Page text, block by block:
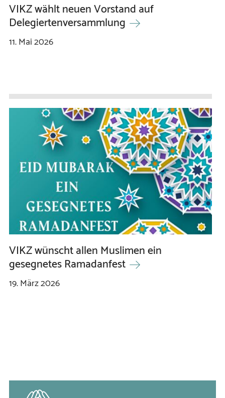
VIKZ wählt neuen Vorstand auf
Delegiertenversammlung
11.Mai2026
VIKZ wünscht allen Muslimen ein
gesegnetes Ramadanfest
19.März2026